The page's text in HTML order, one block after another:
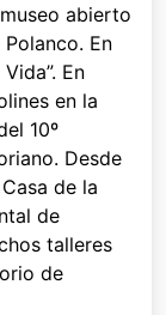
abierto
En
En
en la
10º
Desde
de la
de
talleres
de